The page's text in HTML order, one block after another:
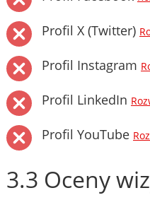
Profil X (Twitter)
Profil Instagram
Profil LinkedIn
Profil YouTube
3.3 Oceny